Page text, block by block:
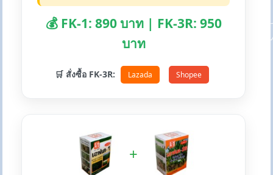
💰 FK-1: 890 บาท | FK-3R: 950
บาท
🛒 สั่งซื้อ FK-3R: Lazada Shopee
+